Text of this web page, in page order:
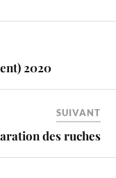
2020
SUIVANT
des ruches